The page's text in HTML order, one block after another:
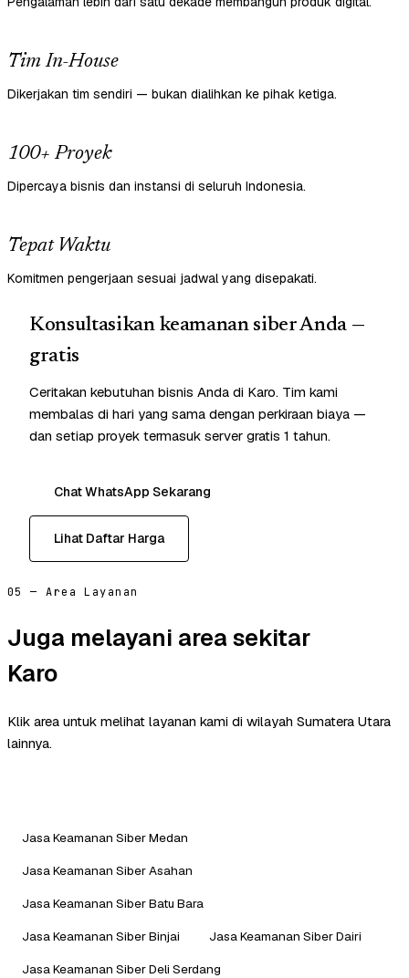
Tim In-House
Dikerjakan tim sendiri — bukan dialihkan ke pihak ketiga.
100+ Proyek
Dipercaya bisnis dan instansi di seluruh Indonesia.
Tepat Waktu
Komitmen pengerjaan sesuai jadwal yang disepakati.
Konsultasikan keamanan siber Anda —
gratis
Ceritakan kebutuhan bisnis Anda di Karo. Tim kami
membalas di hari yang sama dengan perkiraan biaya —
dan setiap proyek termasuk server gratis 1 tahun.
Chat WhatsApp Sekarang
Lihat Daftar Harga
05 — Area Layanan
Juga melayani area sekitar
Karo
Klik area untuk melihat layanan kami di wilayah Sumatera Utara
lainnya.
Jasa Keamanan Siber Medan
Jasa Keamanan Siber Asahan
Jasa Keamanan Siber Batu Bara
Jasa Keamanan Siber Binjai
Jasa Keamanan Siber Dairi
Jasa Keamanan Siber Deli Serdang